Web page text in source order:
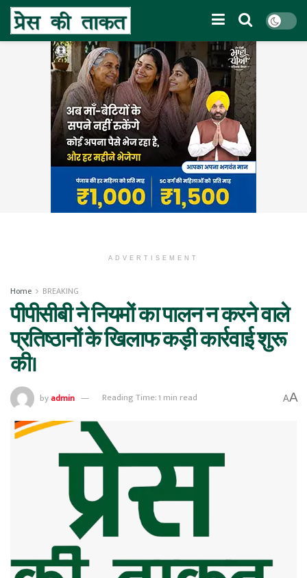
ADVERTISEMENT
Home BREAKING
पीपीसीबी ने नियमों का पालन न करने वाले
प्रतिष्ठानों के खिलाफ कड़ी कार्रवाई शुरू
की।
byadmin Reading Time: 1 min read AA